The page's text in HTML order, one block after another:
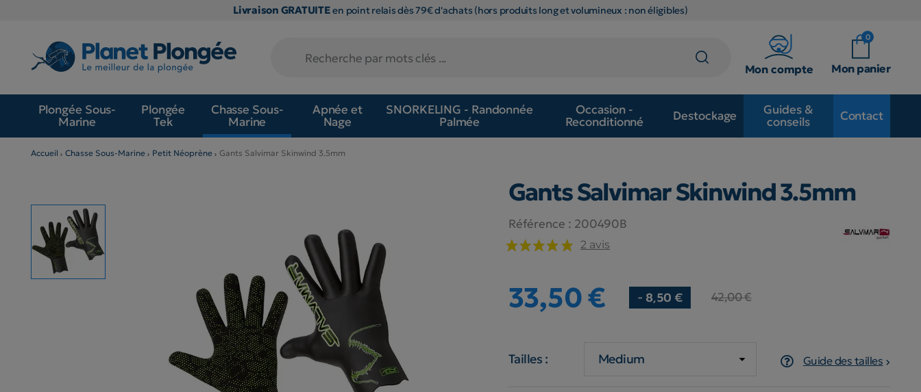
Livraison GRATUITEen point relais dès 79€ d'achats (hors produits long et volumineux : non éligibles)
Mon compte
0
Mon panier
Plongée Sous-
Marine
Plongée
Tek
Chasse Sous-
Marine
Apnée et
Nage
SNORKELING - Randonnée
Palmée
Occasion -
Reconditionné
Destockage
Guides &
conseils
Contact
Accueil Chasse Sous-Marine Petit Néoprène Gants Salvimar Skinwind 3.5mm
Gants Salvimar Skinwind 3.5mm
Référence : 200490B
2 avis
33,50 € - 8,50 € 42,00 €
Tailles : Guide des tailles